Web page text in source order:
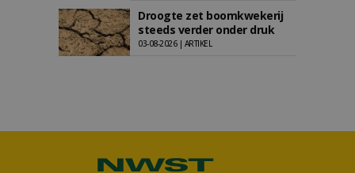
Droogte zet boomkwekerij
steeds verder onder druk
03-08-2026 | ARTIKEL